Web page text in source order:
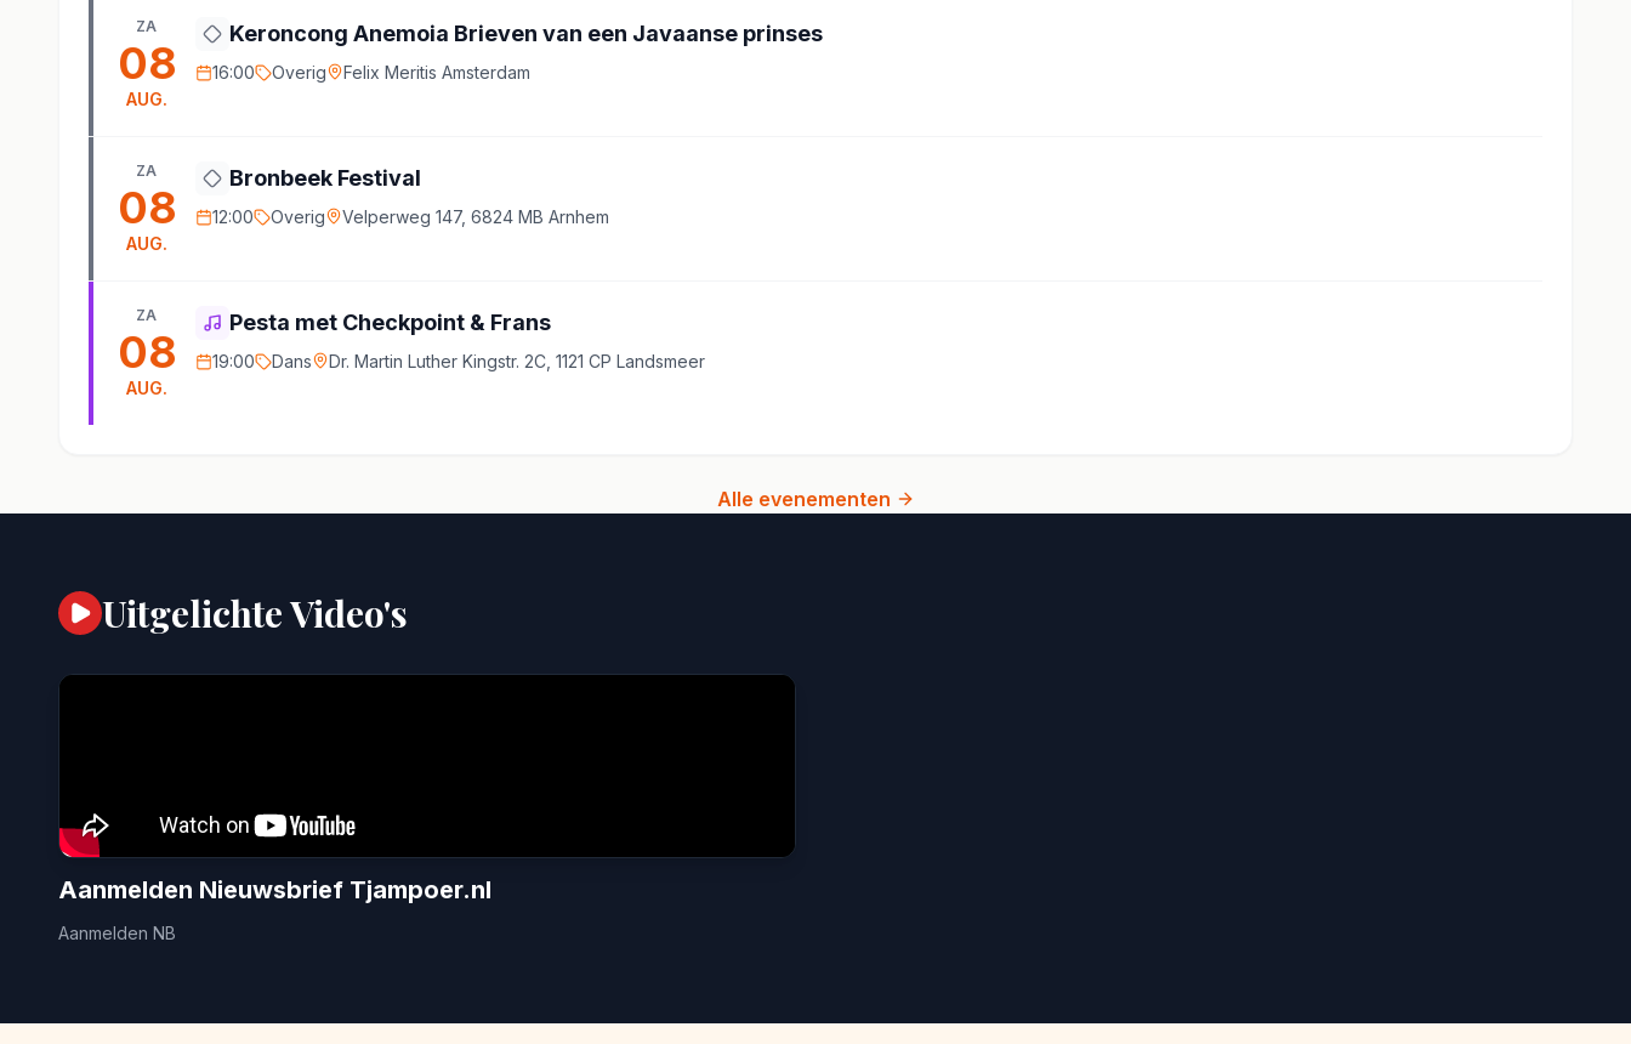
ZA
08
AUG.
Keroncong Anemoia Brieven van een Javaanse prinses
16:00 Overig Felix Meritis Amsterdam
ZA
08
AUG.
Bronbeek Festival
12:00 Overig Velperweg 147, 6824 MB Arnhem
ZA
08
AUG.
Pesta met Checkpoint & Frans
19:00 Dans Dr. Martin Luther Kingstr. 2C, 1121 CP Landsmeer
Alle evenementen
Uitgelichte Video's
Aanmelden Nieuwsbrief Tjampoer.nl
Aanmelden NB